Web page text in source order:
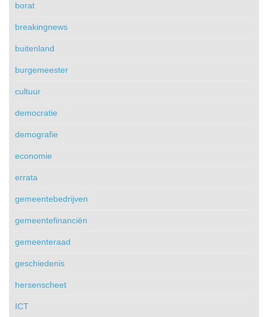
borat
breakingnews
buitenland
burgemeester
cultuur
democratie
demografie
economie
errata
gemeentebedrijven
gemeentefinanciën
gemeenteraad
geschiedenis
hersenscheet
ICT